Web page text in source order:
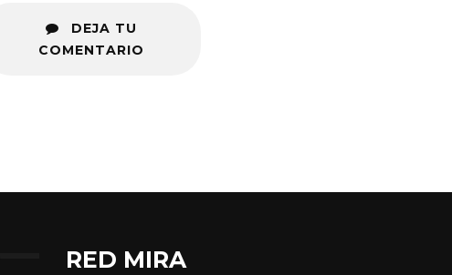
DEJA TU
COMENTARIO
RED MIRA